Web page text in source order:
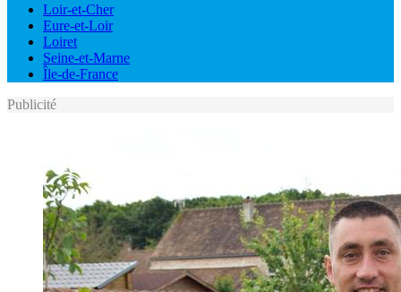
Loir-et-Cher
Eure-et-Loir
Loiret
Seine-et-Marne
Île-de-France
Publicité